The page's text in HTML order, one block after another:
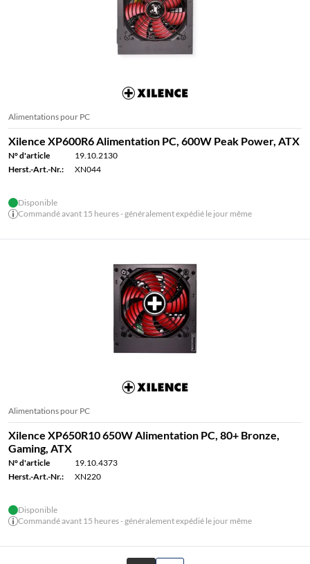
Alimentations pour PC
Xilence XP600R6 Alimentation PC, 600W Peak Power, ATX
N° d'article
19.10.2130
Herst.-Art.-Nr.:
XN044
Disponible
Commandé avant 15 heures - généralement expédié le jour même
Alimentations pour PC
Xilence XP650R10 650W Alimentation PC, 80+ Bronze,
Gaming, ATX
N° d'article
19.10.4373
Herst.-Art.-Nr.:
XN220
Disponible
Commandé avant 15 heures - généralement expédié le jour même